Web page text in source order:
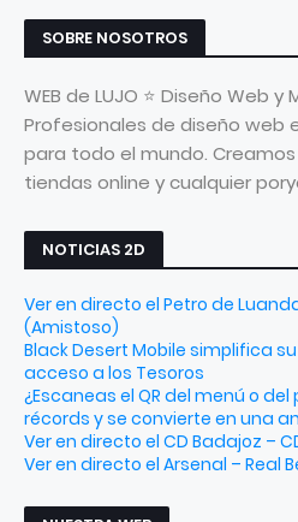
SOBRE NOSOTROS
WEB de LUJO ⭐ Diseño Web y
Profesionales de diseño web
para todo el mundo.
tiendas online y cualquier
NOTICIAS 2D
Ver en directo el Petro de
(Amistoso)
Black Desert Mobile simplifica
acceso a los Tesoros
¿Escaneas el QR del menú o
récords y se convierte en una
Ver en directo el CD Badajoz –
Ver en directo el Arsenal – Real